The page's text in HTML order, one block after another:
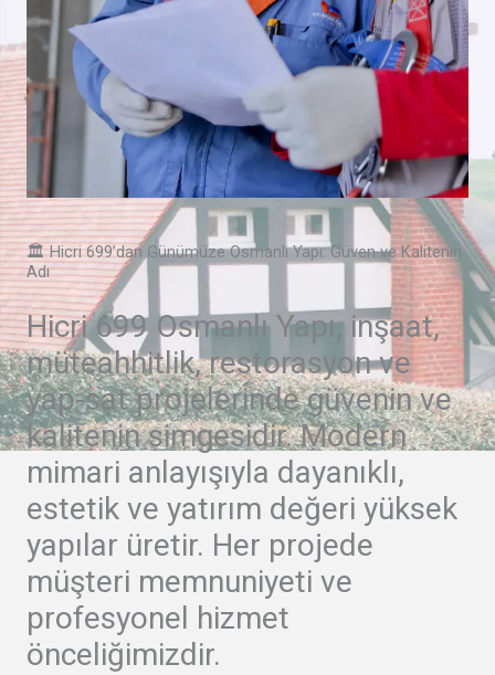
🏛️ Hicri 699’dan Günümüze Osmanlı Yapı: Güven ve Kalitenin
Adı
Hicri 699 Osmanlı Yapı, inşaat,
müteahhitlik, restorasyon ve
yap-sat projelerinde güvenin ve
kalitenin simgesidir. Modern
mimari anlayışıyla dayanıklı,
estetik ve yatırım değeri yüksek
yapılar üretir. Her projede
müşteri memnuniyeti ve
profesyonel hizmet
önceliğimizdir.